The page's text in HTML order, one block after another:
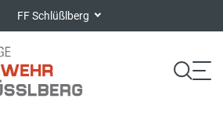
FF Schlüßlberg